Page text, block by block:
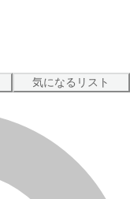
気になるリスト